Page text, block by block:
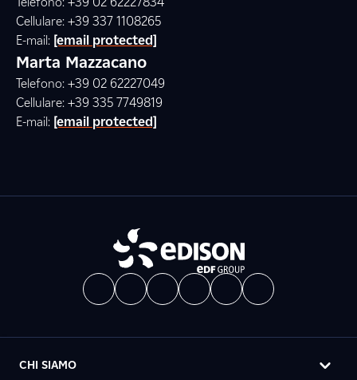
Cellulare: +39 337 1108265
E-mail: [email protected]
Marta Mazzacano
Telefono: +39 02 62227049
Cellulare: +39 335 7749819
E-mail: [email protected]
CHI SIAMO